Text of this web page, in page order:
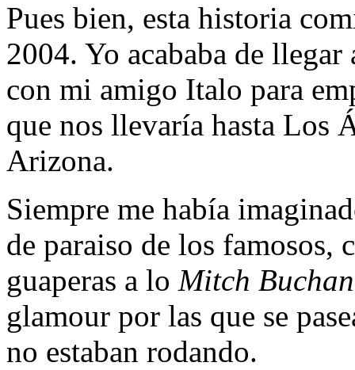
Pues bien, esta historia
2004. Yo acababa de
con mi amigo Italo para
que nos llevaría hasta Los
Arizona.
Siempre me había
de paraiso de los famosos,
guaperas a lo Mitch
glamour por las que se
no estaban rodando.